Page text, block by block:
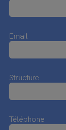
Email
Structure
Téléphone